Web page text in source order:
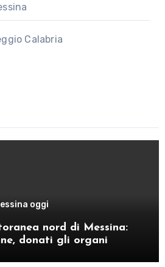
Calabria
oggi
nord di Messina:
donati gli organi